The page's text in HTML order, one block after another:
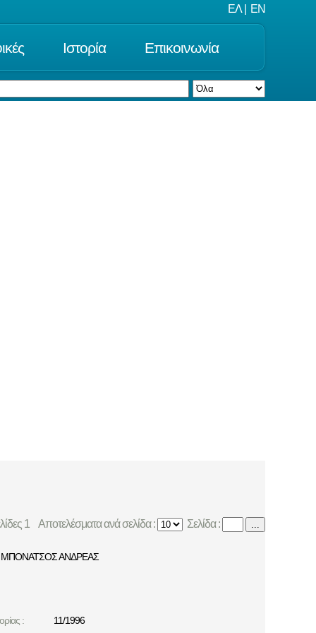
ΕΛ EN
Ιστορία Επικοινωνία
1 Αποτελέσματα ανά σελίδα : Σελίδα : ...
ΜΠΟΝΑΤΣΟΣ ΑΝΔΡΕΑΣ
:
11/1996